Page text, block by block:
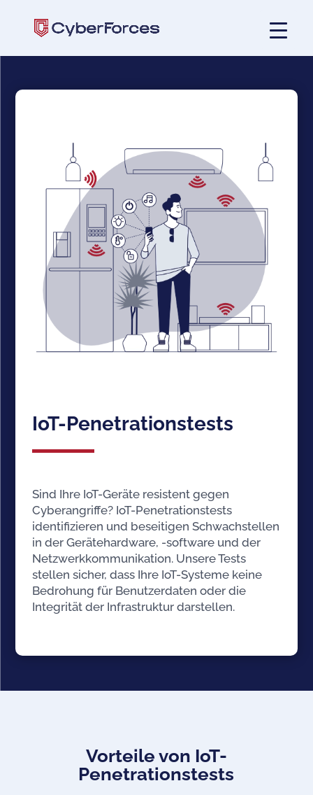
IoT-Penetrationstests
Sind Ihre IoT-Geräte resistent gegen
Cyberangriffe? IoT-Penetrationstests
identifizieren und beseitigen Schwachstellen
in der Gerätehardware, -software und der
Netzwerkkommunikation. Unsere Tests
stellen sicher, dass Ihre IoT-Systeme keine
Bedrohung für Benutzerdaten oder die
Integrität der Infrastruktur darstellen.
Vorteile von IoT-
Penetrationstests